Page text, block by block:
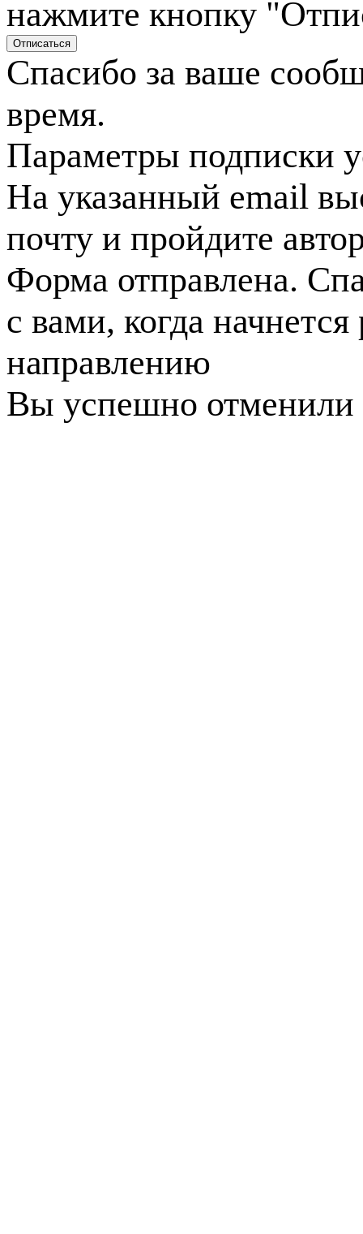
нажмите кнопку
Спасибо за ваше
время.
Параметры подписки
На указанный email
почту и пройдите
Форма отправлена.
с вами, когда
направлению
Вы успешно отменили